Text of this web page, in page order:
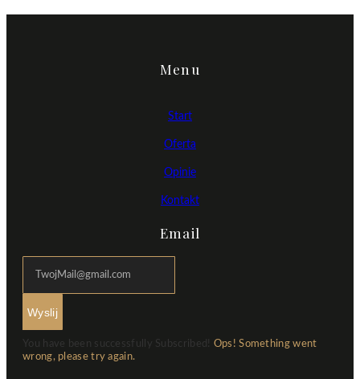
Menu
Start
Oferta
Opinie
Kontakt
Email
Wyslij
You have been successfully Subscribed!
Ops! Something went
wrong, please try again.